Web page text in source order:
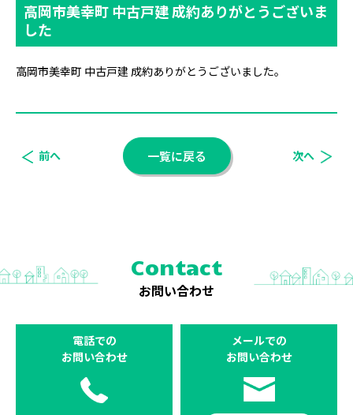
高岡市美幸町 中古戸建 成約ありがとうございま
した
高岡市美幸町 中古戸建 成約ありがとうございました。
前へ 一覧に戻る 次へ
Contact
お問い合わせ
電話での
お問い合わせ
メールでの
お問い合わせ